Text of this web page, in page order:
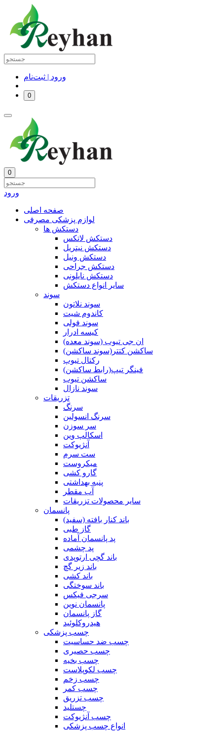
ورود | ثبت‌نام
0
0
ورود
صفحه اصلی
لوازم پزشکی مصرفی
دستکش ها
دستکش لاتکس
دستکش نیتریل
دستکش ونیل
دستکش جراحی
دستکش نایلونی
سایر انواع دستکش
سوند
سوند نلاتون
کاندوم شیت
سوند فولی
کیسه ادرار
ان جی تیوب (سوند معده)
ساکشن کتتر(سوند ساکشن)
رکتال تیوپ
فینگر تیپ(رابط ساکشن)
ساکشن تیوب
سوند نازال
تزریقات
سرنگ
سرنگ انسولین
سر سوزن
اسکالپ وین
آنژیوکت
ست سرم
میکروست
گارو کشی
پنبه بهداشتی
آب مقطر
سایر محصولات تزریقات
پانسمان
باند کنار بافته (سفید)
گاز طبی
پد پانسمان آماده
پد چشمی
باند گچی ارتوپدی
باند زیر گچ
باند کشی
باند سوختگی
سرجی فیکس
پانسمان نوین
گاز پانسمان
هیدروکلوئید
چسب پزشکی
چسب ضد حساسیت
چسب حصیری
چسب بخیه
چسب لکوپلاست
چسب زخم
چسب کمر
چسب تزریق
چستلید
چسب آنژیوکت
انواع چسب پزشکی